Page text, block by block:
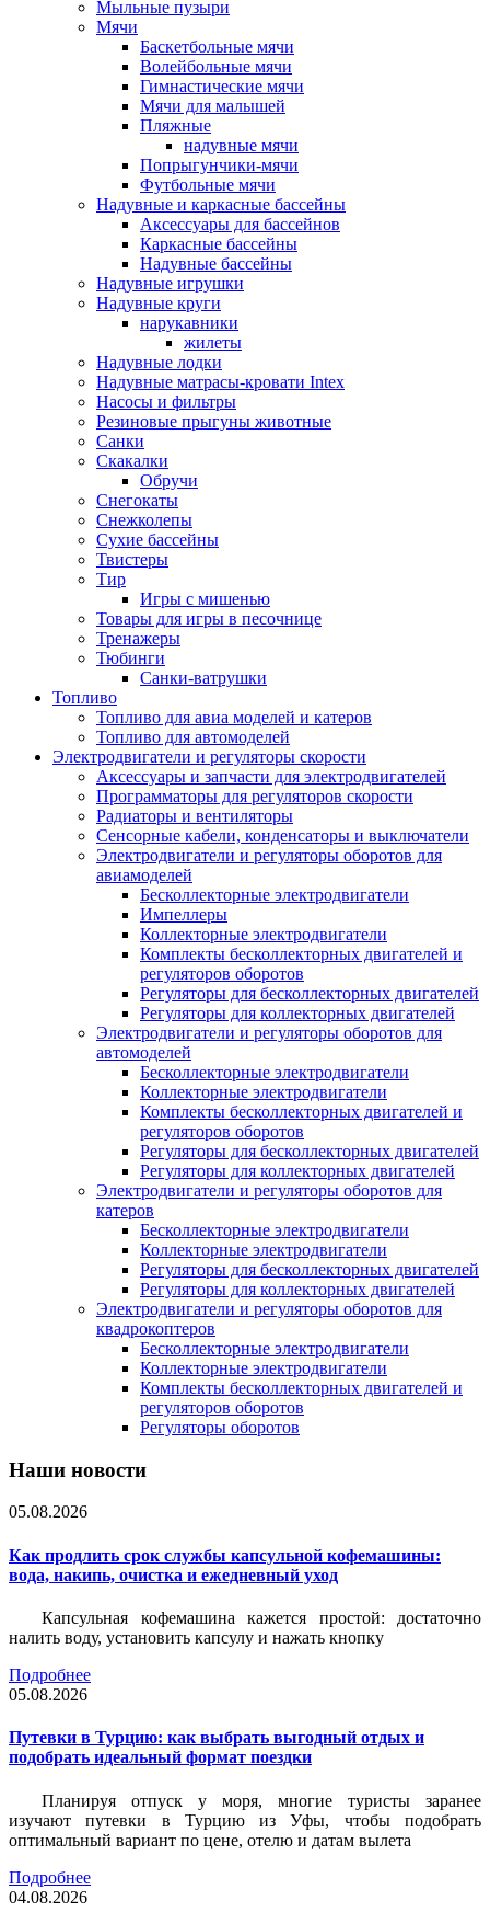
Мыльные пузыри
Мячи
Баскетбольные мячи
Волейбольные мячи
Гимнастические мячи
Мячи для малышей
Пляжные
надувные мячи
Попрыгунчики-мячи
Футбольные мячи
Надувные и каркасные бассейны
Аксессуары для бассейнов
Каркасные бассейны
Надувные бассейны
Надувные игрушки
Надувные круги
нарукавники
жилеты
Надувные лодки
Надувные матрасы-кровати Intex
Насосы и фильтры
Резиновые прыгуны животные
Санки
Скакалки
Обручи
Снегокаты
Снежколепы
Сухие бассейны
Твистеры
Тир
Игры с мишенью
Товары для игры в песочнице
Тренажеры
Тюбинги
Санки-ватрушки
Топливо
Топливо для авиа моделей и катеров
Топливо для автомоделей
Электродвигатели и регуляторы скорости
Аксессуары и запчасти для электродвигателей
Программаторы для регуляторов скорости
Радиаторы и вентиляторы
Сенсорные кабели, конденсаторы и выключатели
Электродвигатели и регуляторы оборотов для
авиамоделей
Бесколлекторные электродвигатели
Импеллеры
Коллекторные электродвигатели
Комплекты бесколлекторных двигателей и
регуляторов оборотов
Регуляторы для бесколлекторных двигателей
Регуляторы для коллекторных двигателей
Электродвигатели и регуляторы оборотов для
автомоделей
Бесколлекторные электродвигатели
Коллекторные электродвигатели
Комплекты бесколлекторных двигателей и
регуляторов оборотов
Регуляторы для бесколлекторных двигателей
Регуляторы для коллекторных двигателей
Электродвигатели и регуляторы оборотов для
катеров
Бесколлекторные электродвигатели
Коллекторные электродвигатели
Регуляторы для бесколлекторных двигателей
Регуляторы для коллекторных двигателей
Электродвигатели и регуляторы оборотов для
квадрокоптеров
Бесколлекторные электродвигатели
Коллекторные электродвигатели
Комплекты бесколлекторных двигателей и
регуляторов оборотов
Регуляторы оборотов
Наши новости
05.08.2026
Как продлить срок службы капсульной кофемашины:
вода, накипь, очистка и ежедневный уход
Капсульная кофемашина кажется простой: достаточно
налить воду, установить капсулу и нажать кнопку
Подробнее
05.08.2026
Путевки в Турцию: как выбрать выгодный отдых и
подобрать идеальный формат поездки
Планируя отпуск у моря, многие туристы заранее
изучают путевки в Турцию из Уфы, чтобы подобрать
оптимальный вариант по цене, отелю и датам вылета
Подробнее
04.08.2026